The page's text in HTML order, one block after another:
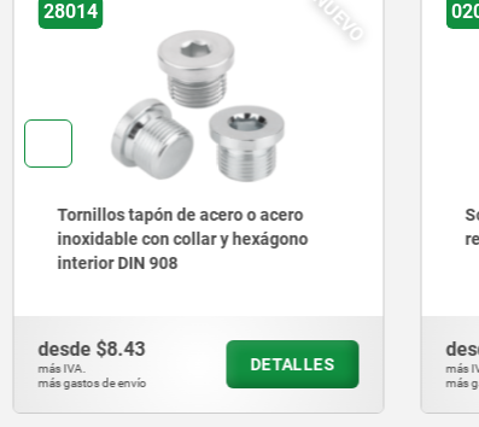
02081
Soportes con bola oscilante, con
retrogiro automático y hexágono
desde$838.59
más IVA.
más gastos de envío
DETALLES